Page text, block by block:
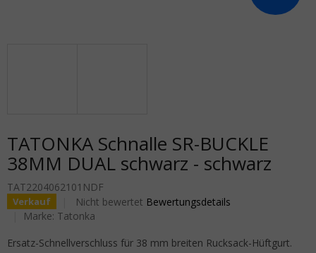
TATONKA Schnalle SR-BUCKLE
38MM DUAL schwarz - schwarz
TAT2204062101NDF
Verkauf Die durchschnittliche Produktbewertung ist 0,0 von
Nicht bewertet Bewertungsdetails
Marke: Tatonka
Ersatz-Schnellverschluss für 38 mm breiten Rucksack-Hüftgurt.